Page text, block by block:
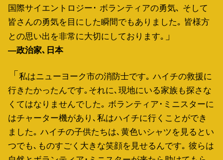
国際サイエントロジー･ ボランティアの勇気､ そして
皆さんの勇気を目にした瞬間でもありました｡ 皆様方
との思い出を非常に大切にしております｡
―政治家､日本
私はニューヨーク市の消防士です｡ ハイチの救援に
行きたかったんです｡それに､現地にいる家族も探さな
くてはなりませんでした｡ ボランティア･ミニスターに
はチャーター機があり､私はハイチに行くことができ
ました｡ ハイチの子供たちは､黄色いシャツを見るとい
つでも､ものすごく大きな笑顔を見せるんです｡ 彼らは